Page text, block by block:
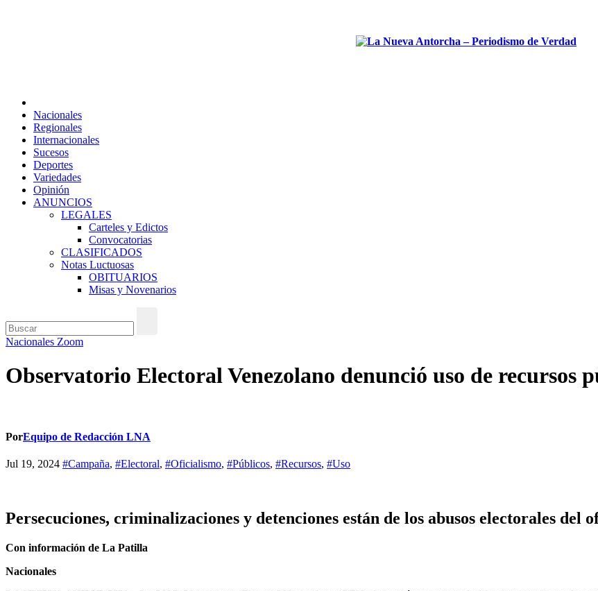
Nacionales
Regionales
Internacionales
Sucesos
Deportes
Variedades
Opinión
ANUNCIOS
LEGALES
Carteles y Edictos
Convocatorias
CLASIFICADOS
Notas Luctuosas
OBITUARIOS
Misas y Novenarios
Nacionales Zoom
Observatorio Electoral Venezolano denunció uso de recursos
PorEquipo de Redacción LNA
Jul 19, 2024 #Campaña, #Electoral, #Oficialismo, #Públicos, #Recursos, #Uso
Persecuciones, criminalizaciones y detenciones están de los abusos electorales del
Con información de La Patilla
Nacionales